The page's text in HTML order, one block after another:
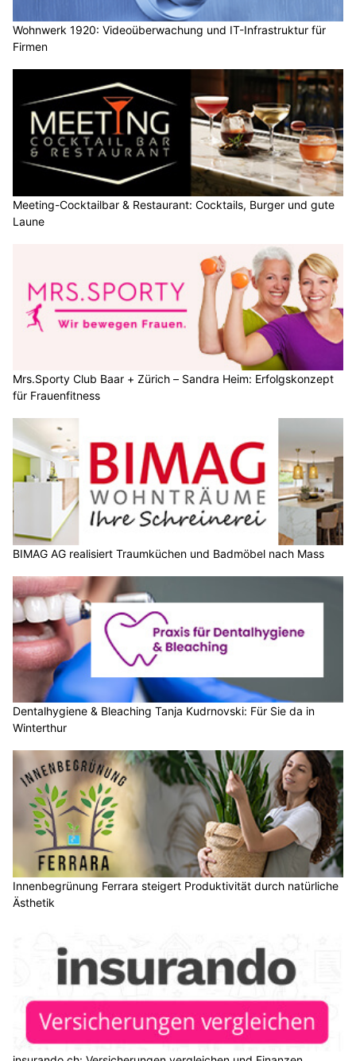
Wohnwerk 1920: Videoüberwachung und IT-Infrastruktur für
Firmen
Meeting-Cocktailbar & Restaurant: Cocktails, Burger und gute
Laune
Mrs.Sporty Club Baar + Zürich – Sandra Heim: Erfolgskonzept
für Frauenfitness
BIMAG AG realisiert Traumküchen und Badmöbel nach Mass
Dentalhygiene & Bleaching Tanja Kudrnovski: Für Sie da in
Winterthur
Innenbegrünung Ferrara steigert Produktivität durch natürliche
Ästhetik